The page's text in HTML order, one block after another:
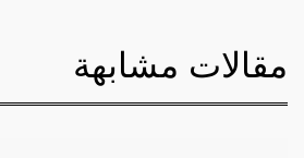
مقالات مشابهة